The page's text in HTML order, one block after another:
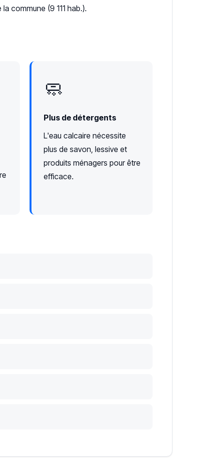
commune (9 111 hab.).
🧼
Plus de détergents
L'eau calcaire nécessite
plus de savon, lessive et
produits ménagers pour être
efficace.